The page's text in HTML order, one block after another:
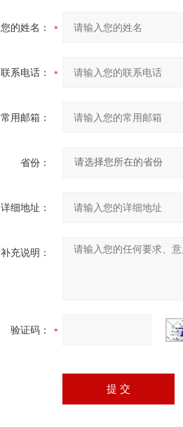
您的姓名：
联系电话：
常用邮箱：
省份：
详细地址：
补充说明：
验证码：